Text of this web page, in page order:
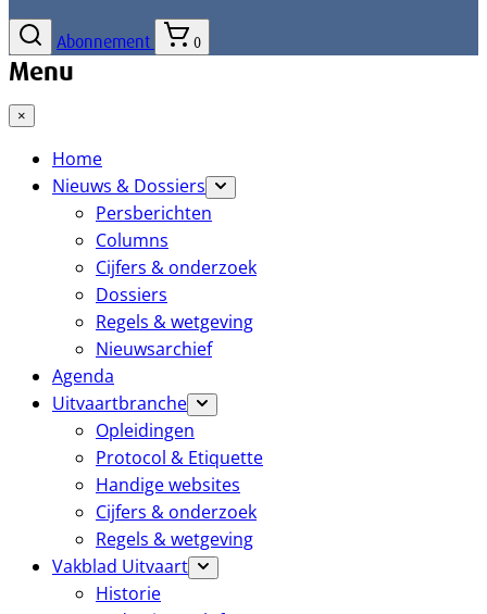
Abonnement 0
Menu
×
Home
Nieuws & Dossiers
Persberichten
Columns
Cijfers & onderzoek
Dossiers
Regels & wetgeving
Nieuwsarchief
Agenda
Uitvaartbranche
Opleidingen
Protocol & Etiquette
Handige websites
Cijfers & onderzoek
Regels & wetgeving
Vakblad Uitvaart
Historie